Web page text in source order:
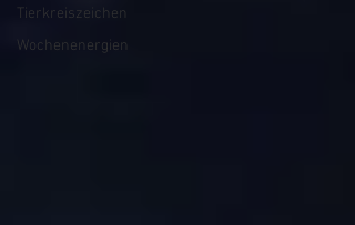
Tierkreiszeichen
Wochenenergien